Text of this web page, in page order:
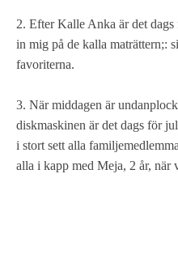
2. Efter Kalle Anka är det
in mig på de kalla maträttern;:
favoriterna.
3. När middagen är
diskmaskinen är det dags för
i stort sett alla
alla i kapp med Meja, 2 år, när